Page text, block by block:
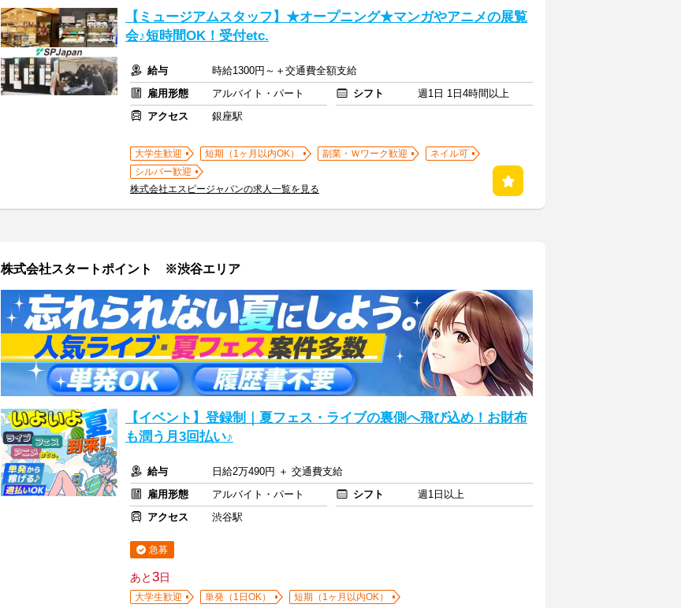
【ミュージアムスタッフ】★オープニング★マンガやアニメの展覧
会♪短時間OK！受付etc.
給与
時給1300円～＋交通費全額支給
雇用形態
アルバイト・パート シフト
週1日 1日4時間以上
アクセス
銀座駅
大学生歓迎 短期（1ヶ月以内OK） 副業・Ｗワーク歓迎
ネイル可
シルバー歓迎
株式会社エスピージャパンの求人一覧を見る
株式会社スタートポイント ※渋谷エリア
【イベント】登録制｜夏フェス・ライブの裏側へ飛び込め！お財布
も潤う月3回払い♪
給与
日給2万490円 ＋ 交通費支給
雇用形態
アルバイト・パート シフト
週1日以上
アクセス
渋谷駅
急募
あと3日
大学生歓迎 単発（1日OK） 短期（1ヶ月以内OK）